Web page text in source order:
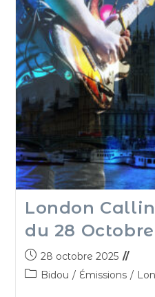
London
du 28 Octobre
28 octobre 2025
Bidou / Émissions /